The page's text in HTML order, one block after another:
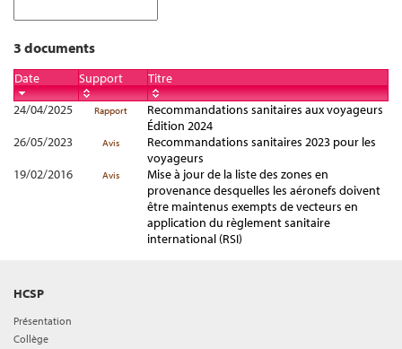
3 documents
Date Support
Titre
24/04/2025
Rapport
Recommandations sanitaires aux voyageurs
Édition 2024
26/05/2023
Avis
Recommandations sanitaires 2023 pour les
voyageurs
19/02/2016
Avis
Mise à jour de la liste des zones en
provenance desquelles les aéronefs doivent
être maintenus exempts de vecteurs en
application du règlement sanitaire
international (RSI)
HCSP
Présentation
Collège